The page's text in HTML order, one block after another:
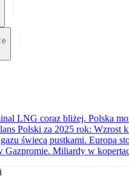
LNG coraz bliżej. Polska
Polski za 2025 rok: Wzrost
świecą pustkami. Europa
Gazpromie. Miliardy w